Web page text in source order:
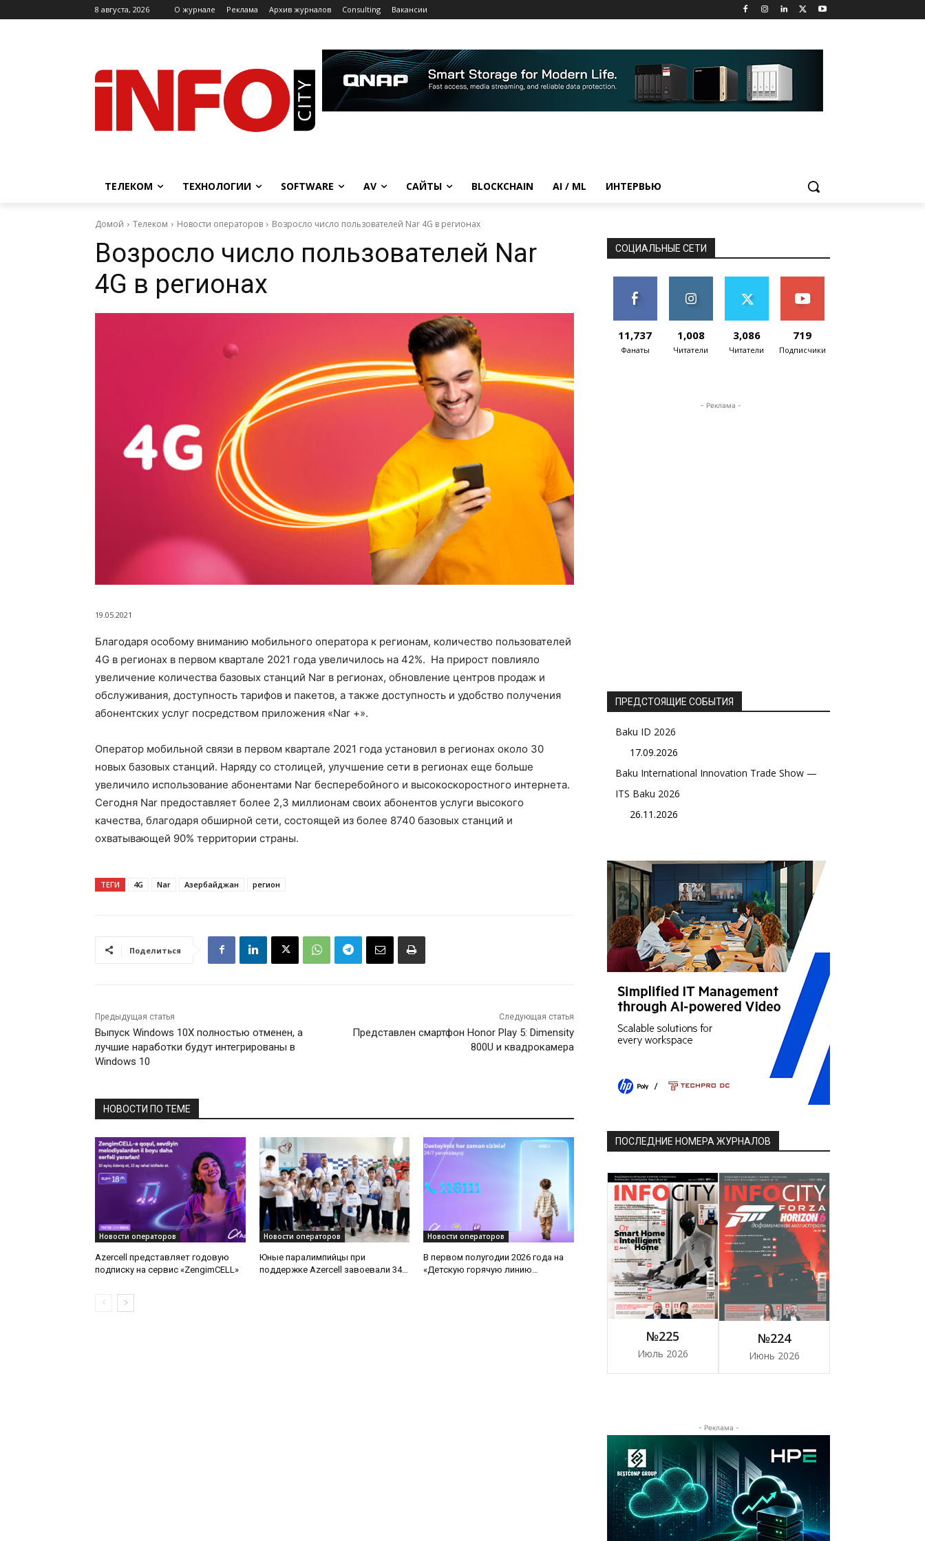
8 августа, 2026 O журнале Реклама Архив журналов Consulting Вакансии
ТЕЛЕКОМ ТЕХНОЛОГИИ SOFTWARE AV САЙТЫ BLOCKCHAIN AI / ML ИНТЕРВЬЮ
Домой Телеком Новости операторов Возросло число пользователей Nar 4G в регионах
Возросло число пользователей Nar
4G в регионах
19.05.2021
Благодаря особому вниманию мобильного оператора к регионам, количество пользователей
4G в регионах в первом квартале 2021 года увеличилось на 42%. На прирост повлияло
увеличение количества базовых станций Nar в регионах, обновление центров продаж и
обслуживания, доступность тарифов и пакетов, а также доступность и удобство получения
абонентских услуг посредством приложения «Nar +».
Оператор мобильной связи в первом квартале 2021 года установил в регионах около 30
новых базовых станций. Наряду со столицей, улучшение сети в регионах еще больше
увеличило использование абонентами Nar бесперебойного и высокоскоростного интернета.
Сегодня Nar предоставляет более 2,3 миллионам своих абонентов услуги высокого
качества, благодаря обширной сети, состоящей из более 8740 базовых станций и
охватывающей 90% территории страны.
ТЕГИ 4G Nar Азербайджан регион
Поделиться
Предыдущая статья
Выпуск Windows 10X полностью отменен, а
лучшие наработки будут интегрированы в
Windows 10
Следующая статья
Представлен смартфон Honor Play 5: Dimensity
800U и квадрокамера
НОВОСТИ ПО ТЕМЕ
Новости операторов
Azercell представляет годовую
подписку на сервис «ZengimCELL»
Новости операторов
Юные паралимпийцы при
поддержке Azercell завоевали 34
Новости операторов
В первом полугодии 2026 года на
«Детскую горячую линию
СОЦИАЛЬНЫЕ СЕТИ
11,737
Фанаты
1,008
Читатели
3,086
Читатели
719
Подписчики
- Реклама -
ПРЕДСТОЯЩИЕ СОБЫТИЯ
Baku ID 2026
17.09.2026
Baku International Innovation Trade Show —
ITS Baku 2026
26.11.2026
ПОСЛЕДНИЕ НОМЕРА ЖУРНАЛОВ
№225
Июль 2026
№224
Июнь 2026
- Реклама -